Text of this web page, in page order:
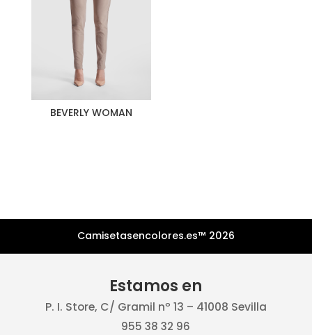
BEVERLY WOMAN
Camisetasencolores.es™ 2026
Estamos en
P. I. Store, C/ Gramil nº 13 – 41008 Sevilla
955 38 32 96